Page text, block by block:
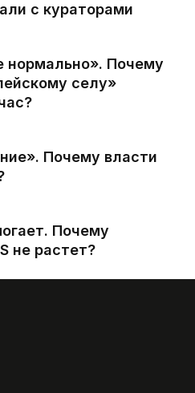
с кураторами
нормально». Почему
селу»
Почему власти
Почему
не растет?